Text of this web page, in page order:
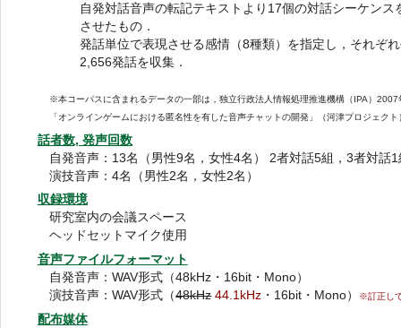
自発対話音声の転記テキストより17個の対話シーケン
させたもの．
発話単位で表現させる感情（8種類）を指定し，それぞ
2,656発話を収集．
※本コーパスに含まれるデータの一部は，独立行政法人情報処理推進機構（IPA）
「オンラインゲームにおける匿名性を有した音声チャットの開発」（河津プロジェク
話者数, 発声回数
自発音声：13名（男性9名，女性4名） 2者対話5組，3者対話1
演技音声：4名（男性2名，女性2名）
収録環境
研究室内の会議スペース
ヘッドセットマイク使用
音声ファイルフォーマット
自発音声：WAV形式（48kHz・16bit・Mono）
演技音声：WAV形式（48kHz 44.1kHz ・16bit・Mono） ※訂正し
配布媒体